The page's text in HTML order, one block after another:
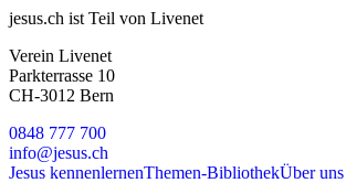
jesus.ch ist Teil von Livenet
Verein Livenet
Parkterrasse 10
CH-3012 Bern
0848 777 700
info@jesus.ch
Jesus kennenlernenThemen-BibliothekÜber uns